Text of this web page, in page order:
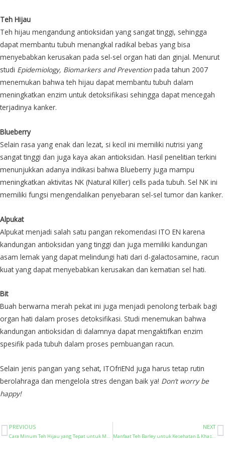
Teh Hijau
Teh hijau mengandung antioksidan yang sangat tinggi, sehingga
dapat membantu tubuh menangkal radikal bebas yang bisa
menyebabkan kerusakan pada sel-sel organ hati dan ginjal. Menurut
studi Epidemiology, Biomarkers and Preventionpada tahun 2007
menemukan bahwa teh hijau dapat membantu tubuh dalam
meningkatkan enzim untuk detoksifikasi sehingga dapat mencegah
terjadinya kanker.
Blueberry
Selain rasa yang enak dan lezat, si kecil ini memiliki nutrisi yang
sangat tinggi dan juga kaya akan antioksidan. Hasil penelitian terkini
menunjukkan adanya indikasi bahwa Blueberry juga mampu
meningkatkan aktivitas NK (Natural Killer) cells pada tubuh. Sel NK ini
memiliki fungsi mengendalikan penyebaran sel-sel tumor dan kanker.
Alpukat
Alpukat menjadi salah satu pangan rekomendasi ITO EN karena
kandungan antioksidan yang tinggi dan juga memiliki kandungan
asam lemak yang dapat melindungi hati dari d-galactosamine, racun
kuat yang dapat menyebabkan kerusakan dan kematian sel hati.
Bit
Buah berwarna merah pekat ini juga menjadi penolong terbaik bagi
organ hati dalam proses detoksifikasi. Studi menemukan bahwa
kandungan antioksidan di dalamnya dapat mengaktifkan enzim
spesifik pada tubuh dalam proses pembuangan racun.
Selain jenis pangan yang sehat, ITOfriENd juga harus tetap rutin
berolahraga dan mengelola stres dengan baik ya! Don’t worry be
happy!
PREVIOUS
Cara Minum Teh Hijau yang Tepat untuk Mendapatkan Manfaat Maksimal
NEXT
Manfaat Teh Barley untuk Kesehatan & Khasiatnya bagi Tubuh